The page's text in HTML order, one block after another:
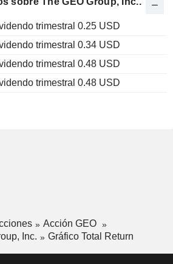
trimestral 0.25 USD
trimestral 0.34 USD
trimestral 0.48 USD
trimestral 0.48 USD
Acción GEO
Inc.
Gráfico Total Return